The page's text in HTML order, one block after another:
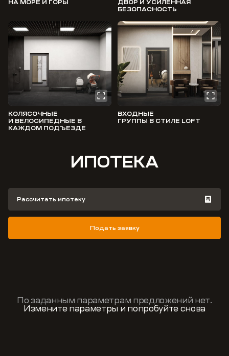
НА МОРЕ И ГОРЫ
ДВОР И УСИЛЕННАЯ
БЕЗОПАСНОСТЬ
КОЛЯСОЧНЫЕ
И ВЕЛОСИПЕДНЫЕ В
КАЖДОМ ПОДЪЕЗДЕ
ВХОДНЫЕ
ГРУППЫ В СТИЛЕ LOFT
ИПОТЕКА
Подать заявку
Рассчитать ипотеку
По заданным параметрам предложений нет.
Измените параметры и попробуйте снова